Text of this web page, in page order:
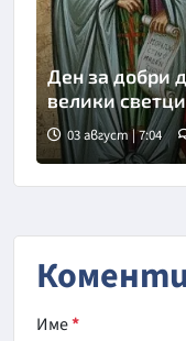
Ден за добри
велики светци
03 август | 7:04
Име*